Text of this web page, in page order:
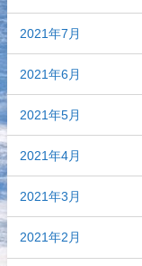
2021年7月
2021年6月
2021年5月
2021年4月
2021年3月
2021年2月